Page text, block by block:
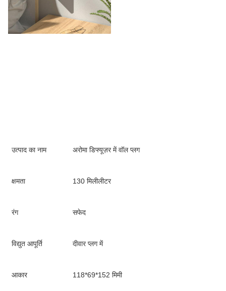
उत्पाद का नाम अरोमा डिफ्यूज़र में वॉल प्लग
क्षमता 130 मिलीलीटर
रंग सफेद
विद्युत आपूर्ति दीवार प्लग में
आकार 118*69*152 मिमी